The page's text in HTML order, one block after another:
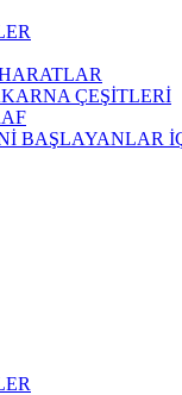
ÇEŞİTLERİ
BAŞLAYANLAR